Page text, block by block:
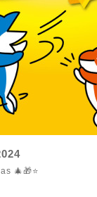
🎄🎁⭐️